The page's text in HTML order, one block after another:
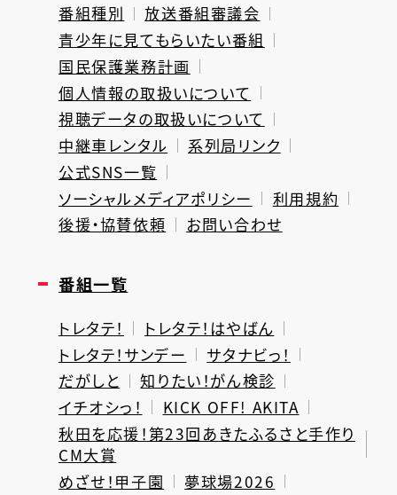
番組種別
放送番組審議会
青少年に見てもらいたい番組
国民保護業務計画
個人情報の取扱いについて
視聴データの取扱いについて
中継車レンタル
系列局リンク
公式SNS一覧
ソーシャルメディアポリシー
利用規約
後援・協賛依頼
お問い合わせ
番組一覧
トレタテ！
トレタテ！はやばん
トレタテ！サンデー
サタナビっ！
だがしと
知りたい！がん検診
イチオシっ！
KICK OFF! AKITA
秋田を応援！第23回あきたふるさと手作り
CM大賞
めざせ！甲子園
夢球場2026